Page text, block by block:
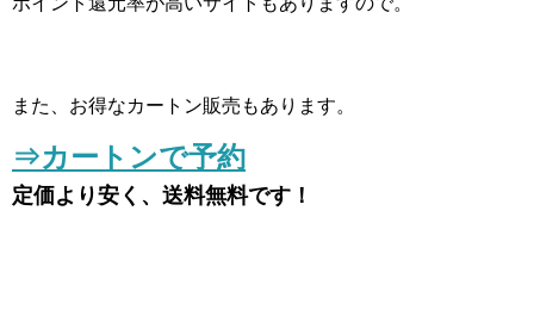
また、お得なカートン販売もあります。
⇒カートンで予約
定価より安く、送料無料です！